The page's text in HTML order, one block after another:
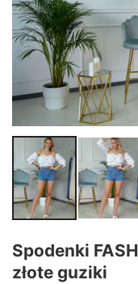
Spodenki
złote guziki